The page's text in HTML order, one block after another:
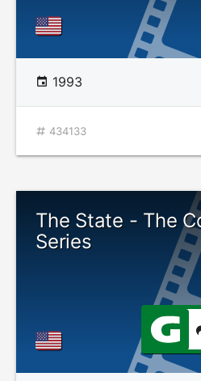
1993
434133
The State - The
Series